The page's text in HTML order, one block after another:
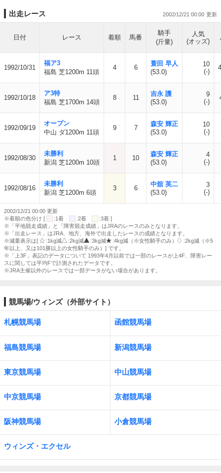
出走レース 2002/12/21 00:00
日付 レース 着順 馬番
騎手
(斤量)
人気
(オッズ)
1992/10/31
福ア3
福島 芝1200m 11頭
4 6
蓑田 早人
(53.0)
10
(-)
1992/10/18
ア3特
福島 芝1700m 14頭
8 11
吉永 護
(53.0)
9
(-)
1992/09/19
オープン
中山 ダ1200m 11頭
9 7
森安 輝正
(53.0)
10
(-)
1992/08/30
未勝利
新潟 芝1200m 10頭
1 10
森安 輝正
(53.0)
4
(-)
1992/08/16
未勝利
新潟 芝1200m 6頭
3 6
中舘 英二
(53.0)
3
(-)
2002/12/21 00:00 更新
※着順の色分け [
:1着 :2着
:3着 ]
※「平地競走成績」と「障害競走成績」はJRAのレースのみとなります。
※「出走レース」はJRA、地方、海外で出走したレースの成績となります。
※減量表示は[
:1kg減 :2kg減 :3kg減 :4kg減（※女性騎手のみ）
:2kg減（※5
年以上、又は101勝以上の女性騎手のみ）] です。
※「上3F」表記のデータについて 1993年4月以前では一部のレースが上4F、障害レー
スに関しては平均Fで計測されたデータです。
※JRA主催以外のレースでは一部データがない場合があります。
競馬場/ウィンズ（外部サイト）
札幌競馬場 函館競馬場
福島競馬場 新潟競馬場
東京競馬場 中山競馬場
中京競馬場 京都競馬場
阪神競馬場 小倉競馬場
ウィンズ・エクセル